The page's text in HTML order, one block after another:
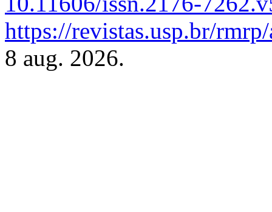
https://revistas.usp.br/
8 aug. 2026.